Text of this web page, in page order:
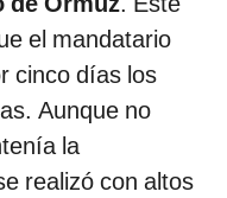
el mandatario
cinco días los
Aunque no
la
realizó con altos